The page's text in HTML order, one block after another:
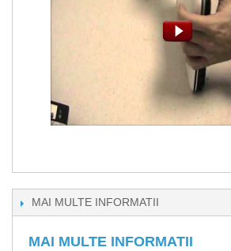
MAI MULTE INFORMATII
MAI MULTE INFORMATII